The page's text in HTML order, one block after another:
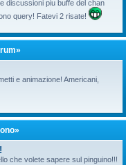
discussioni piu buffe del chan
query! Fatevi 2 risate!
e animazione! Americani,
che volete sapere sul pinguino!!!